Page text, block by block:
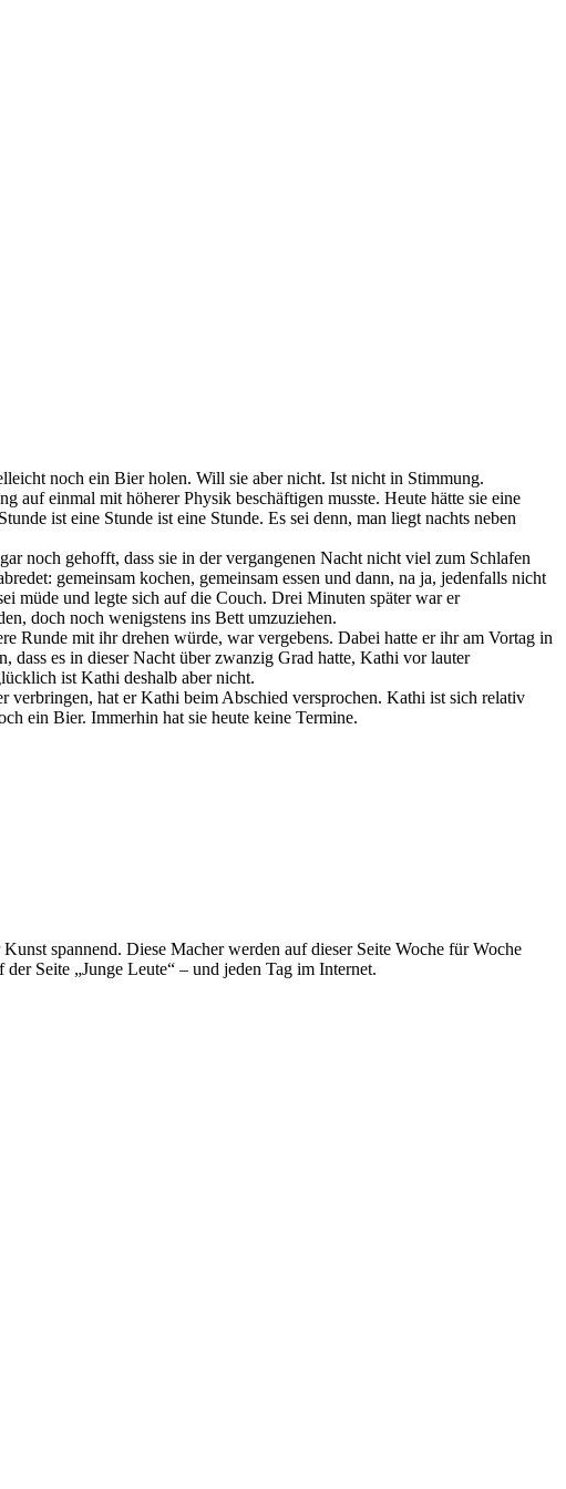
noch ein Bier holen. Will sie aber nicht. Ist nicht in Stimmung.
auf einmal mit höherer Physik beschäftigen musste. Heute hätte sie eine
ist eine Stunde ist eine Stunde. Es sei denn, man liegt nachts neben
noch gehofft, dass sie in der vergangenen Nacht nicht viel zum Schlafen
gemeinsam kochen, gemeinsam essen und dann, na ja, jedenfalls nicht
müde und legte sich auf die Couch. Drei Minuten später war er
doch noch wenigstens ins Bett umzuziehen.
Runde mit ihr drehen würde, war vergebens. Dabei hatte er ihr am Vortag in
dass es in dieser Nacht über zwanzig Grad hatte, Kathi vor lauter
ist Kathi deshalb aber nicht.
hat er Kathi beim Abschied versprochen. Kathi ist sich relativ
ein Bier. Immerhin hat sie heute keine Termine.
spannend. Diese Macher werden auf dieser Seite Woche für Woche
der Seite „Junge Leute“ – und jeden Tag im Internet.